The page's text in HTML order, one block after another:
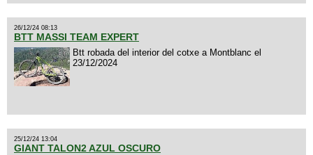
26/12/24 08:13
BTT MASSI TEAM EXPERT
Btt robada del interior del cotxe a Montblanc el
23/12/2024
25/12/24 13:04
GIANT TALON2 AZUL OSCURO